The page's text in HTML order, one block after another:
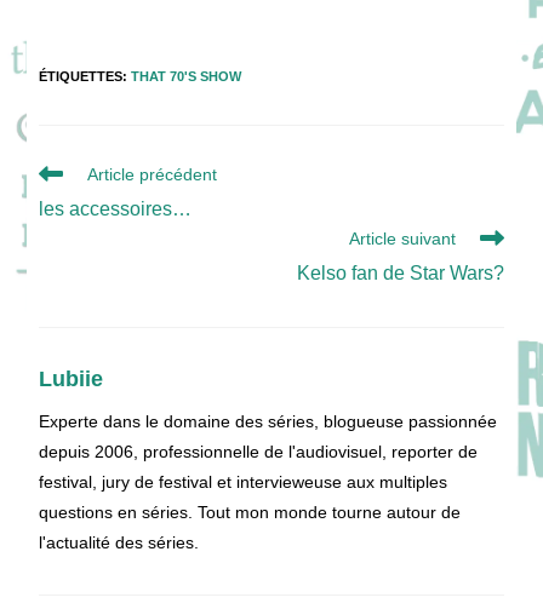
ÉTIQUETTES:THAT 70'S SHOW
Read
articles
Article précédent
les accessoires…
Article suivant
Kelso fan de Star Wars?
Lubiie
Experte dans le domaine des séries, blogueuse passionnée
depuis 2006, professionnelle de l'audiovisuel, reporter de
festival, jury de festival et intervieweuse aux multiples
questions en séries. Tout mon monde tourne autour de
l'actualité des séries.